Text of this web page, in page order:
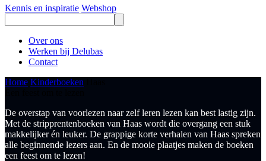
Kennis en inspiratie Webshop
Over ons
Werken bij Delubas
Contact
Home Kinderboeken
De overstap van voorlezen naar zelf leren lezen kan best lastig zijn.
Met de stripprentenboeken van Haas wordt die overgang een stuk
makkelijker én leuker. De grappige korte verhalen van Haas spreken
alle beginnende lezers aan. En de mooie plaatjes maken de boeken
een feest om te lezen!